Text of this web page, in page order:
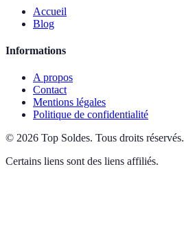
Accueil
Blog
Informations
A propos
Contact
Mentions légales
Politique de confidentialité
© 2026 Top Soldes. Tous droits réservés.
Certains liens sont des liens affiliés.